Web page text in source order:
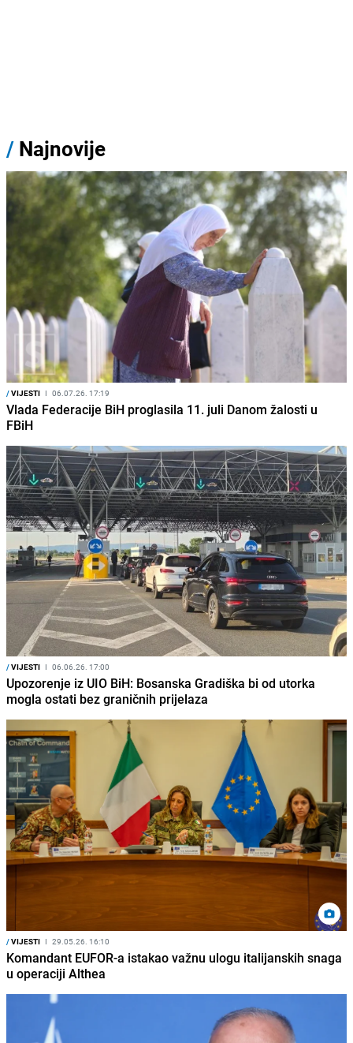
/ Najnovije
/VIJESTI I 06.07.26. 17:19
Vlada Federacije BiH proglasila 11. juli Danom žalosti u
FBiH
/VIJESTI I 06.06.26. 17:00
Upozorenje iz UIO BiH: Bosanska Gradiška bi od utorka
mogla ostati bez graničnih prijelaza
/VIJESTI I 29.05.26. 16:10
Komandant EUFOR-a istakao važnu ulogu italijanskih snaga
u operaciji Althea